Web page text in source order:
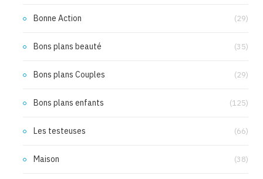
Bonne Action (29)
Bons plans beauté (35)
Bons plans Couples (29)
Bons plans enfants (125)
Les testeuses (66)
Maison (38)